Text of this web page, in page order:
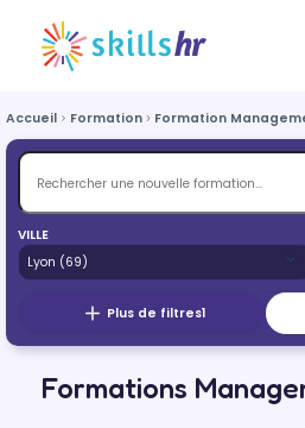
Accueil Formation Formation
VILLE
Plus de filtres1
Formations